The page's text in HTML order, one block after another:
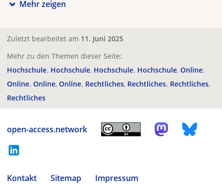
Mehr zeigen
Zuletzt bearbeitet am 11. Juni 2025
Mehr zu den Themen dieser Seite:
Hochschule Hochschule Hochschule Hochschule Online
Online Online Online Rechtliches Rechtliches Rechtliches
Rechtliches
open-access.network
Kontakt Sitemap
Impressum